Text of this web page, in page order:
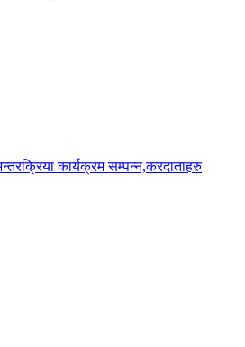
कार्यक्रम सम्पन्न,करदाताहरु